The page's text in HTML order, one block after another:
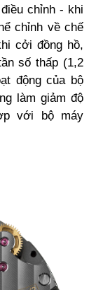
chỉnh - khi
chỉnh về chế
cởi đồng hồ,
số thấp (1,2
động của bộ
làm giảm độ
với bộ máy